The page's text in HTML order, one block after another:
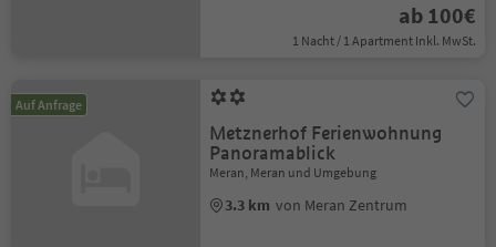
ab 100€
1 Nacht / 1 Apartment Inkl. MwSt.
Auf Anfrage
Metznerhof Ferienwohnung
Panoramablick
Meran, Meran und Umgebung
3.3 km von Meran Zentrum